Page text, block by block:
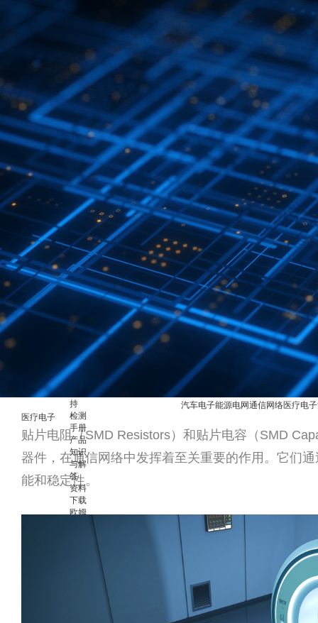
算器
资讯中
讯
电
件百科
客户行
业案例
分享
隆
会责任
联系
我们
样品试
中
心
贴片
电阻
贴片
电容
贴片
电感
行
业
应
汽车
电子
能源
电网
通信
网络
医疗
电子
电子
替代
服
务
与
持
检测
手册
产品
知识
与解
答
资料
下载
欧姆
汽车电子能源电网通信网络医疗电子
医疗电子
贴片电阻（SMD Resistors）和贴片电容（SMD
器件，在通信网络中发挥着至关重要的作用。它们
能和稳定性。